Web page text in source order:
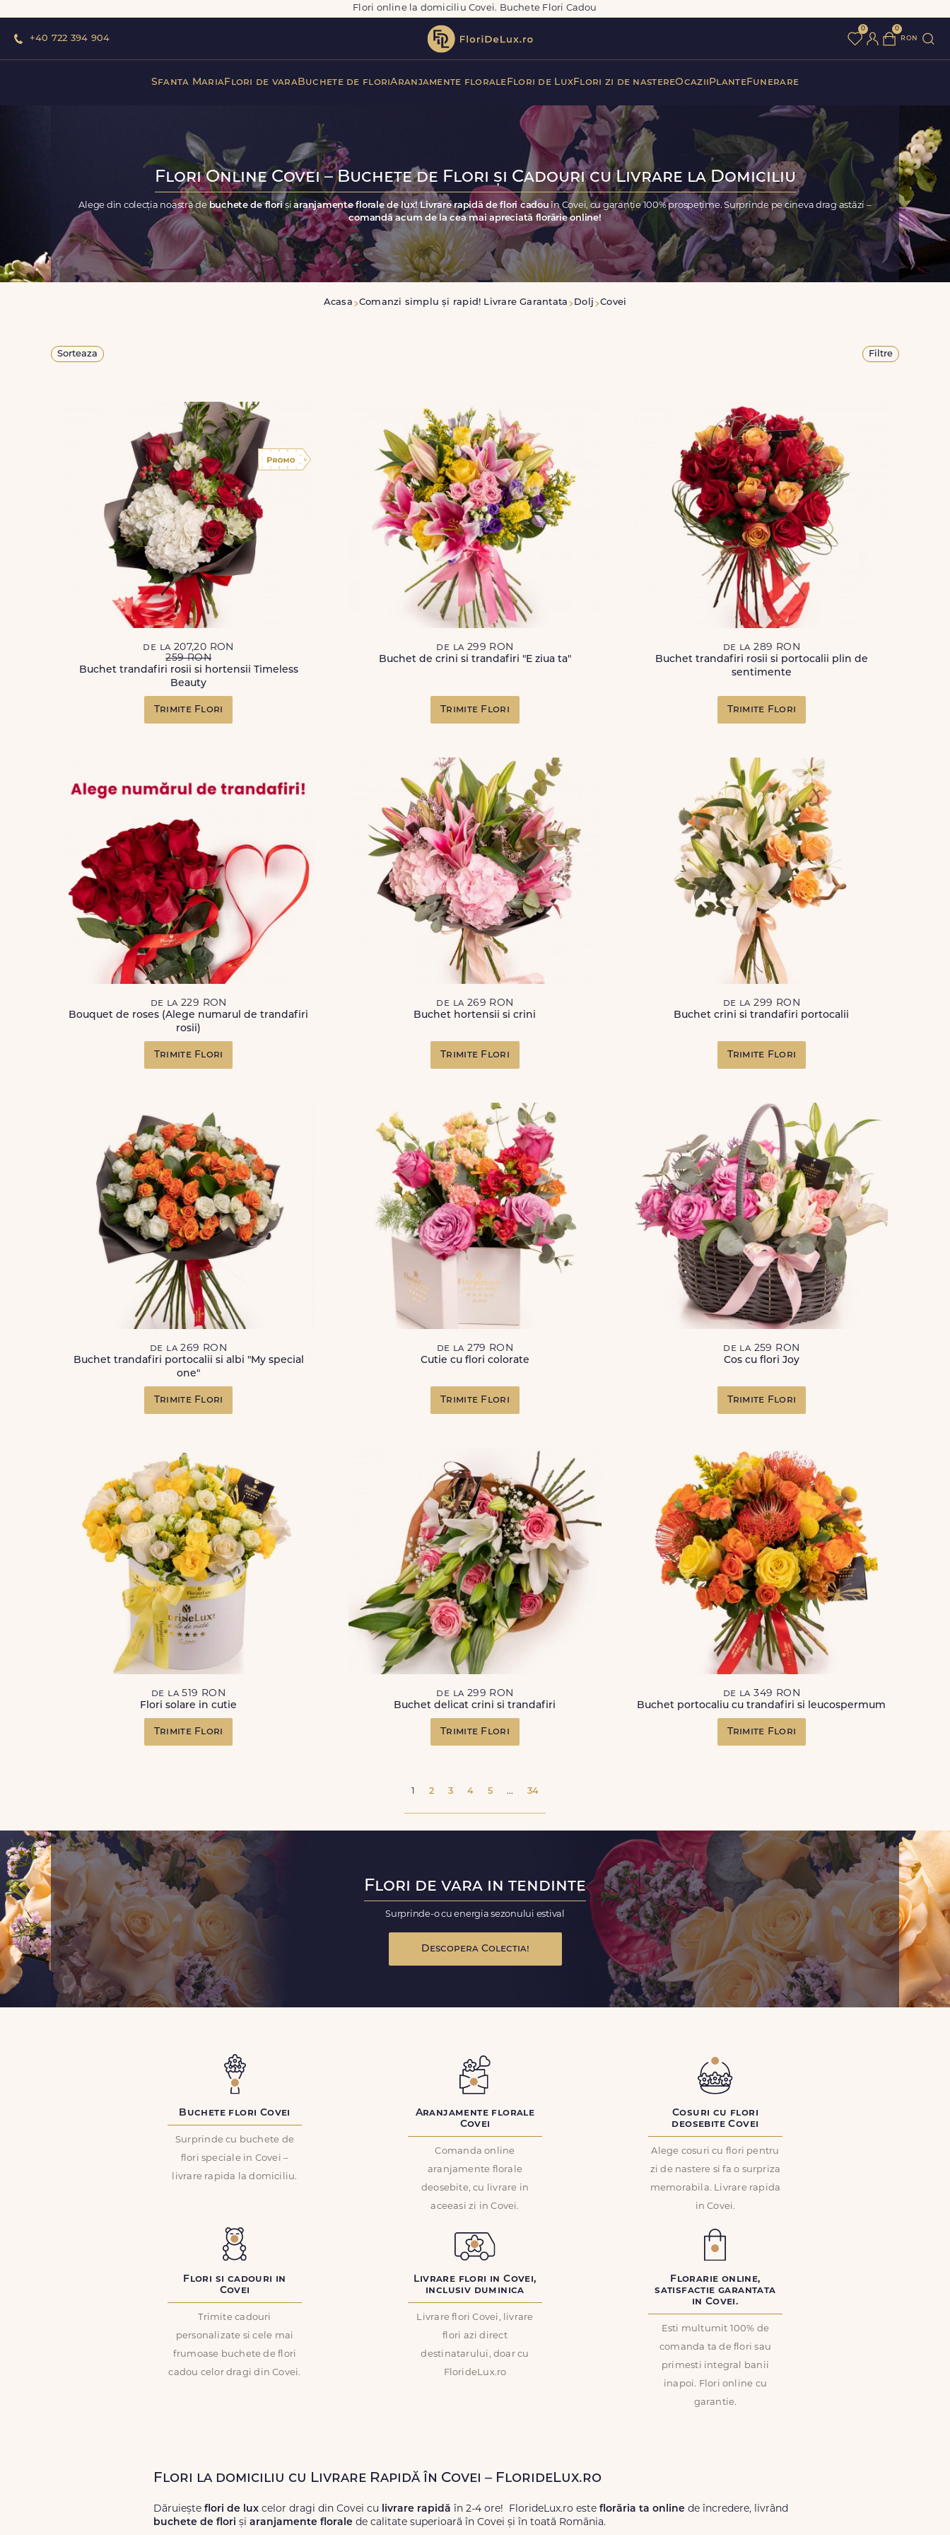
Flori online la domiciliu Covei. Buchete Flori Cadou
+40 722 394 904
0 0
ron
Sfanta MariaFlori de varaBuchete de floriAranjamente florale Flori de LuxFlori zi de nastereOcazii PlanteFunerare
Flori Online Covei – Buchete de Flori și Cadouri cu Livrare la Domiciliu
Alege din colecția noastră debuchete de florișiaranjamente florale de lux! Livrare rapidă de flori cadou în Covei, cu garanție 100% prospețime. Surprinde pe cineva drag astăzi –
comandă acum de la cea mai apreciată florărie online!
Acasa Comanzi simplu și rapid! Livrare Garantata Dolj Covei
Sorteaza Filtre
de la 207,20 RON
259 RON
Buchet trandafiri rosii si hortensii Timeless
Beauty
Trimite Flori
de la 299 RON
Buchet de crini si trandafiri "E ziua ta"
Trimite Flori
de la 289 RON
Buchet trandafiri rosii si portocalii plin de
sentimente
Trimite Flori
de la 229 RON
Bouquet de roses (Alege numarul de trandafiri
rosii)
Trimite Flori
de la 269 RON
Buchet hortensii si crini
Trimite Flori
de la 299 RON
Buchet crini si trandafiri portocalii
Trimite Flori
de la 269 RON
Buchet trandafiri portocalii si albi "My special
one"
Trimite Flori
de la 279 RON
Cutie cu flori colorate
Trimite Flori
de la 259 RON
Cos cu flori Joy
Trimite Flori
de la 519 RON
Flori solare in cutie
Trimite Flori
de la 299 RON
Buchet delicat crini si trandafiri
Trimite Flori
de la 349 RON
Buchet portocaliu cu trandafiri si leucospermum
Trimite Flori
1 2 3 4 5 ... 34
Flori de vara in tendinte
Surprinde-o cu energia sezonului estival
Descopera Colectia!
Buchete flori Covei
Surprinde cu buchete de
flori speciale in Covei –
livrare rapida la domiciliu.
Aranjamente florale
Covei
Comanda online
aranjamente florale
deosebite, cu livrare in
aceeasi zi in Covei.
Cosuri cu flori
deosebite Covei
Alege cosuri cu flori pentru
zi de nastere si fa o surpriza
memorabila. Livrare rapida
in Covei.
Flori si cadouri in
Covei
Trimite cadouri
personalizate si cele mai
frumoase buchete de flori
cadou celor dragi din Covei.
Livrare flori in Covei,
inclusiv duminica
Livrare flori Covei, livrare
flori azi direct
destinatarului, doar cu
FlorideLux.ro
Florarie online,
satisfactie garantata
in Covei.
Esti multumit 100% de
comanda ta de flori sau
primesti integral banii
inapoi. Flori online cu
garantie.
Flori la domiciliu cu Livrare Rapidă în Covei – FlorideLux.ro
Dăruiește flori de lux celor dragi din Covei cu livrare rapidă în 2-4 ore! FlorideLux.ro este florăria ta online de încredere, livrând
buchete de flori și aranjamente florale de calitate superioară în Covei și în toată România.